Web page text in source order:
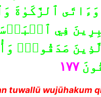
وَءَاتَى ٱلزَّكَوٰةَ
فِي
صَدَقُواْۖ
١٧٧
tuwallūwujūhakum